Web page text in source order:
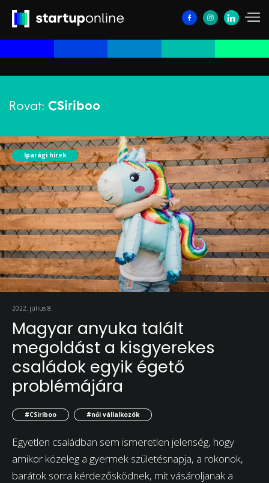
Rovat: CSiriboo
Iparági hírek
2022. július 8.
Magyar anyuka talált
megoldást a kisgyerekes
családok egyik égető
problémájára
#CSiriboo #női vállalkozók
Egyetlen családban sem ismeretlen jelenség, hogy
amikor közeleg a gyermek születésnapja, a rokonok,
barátok sorra kérdezősködnek, mit vásároljanak a